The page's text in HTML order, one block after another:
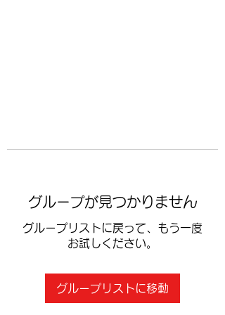
グループが見つかりません
グループリストに戻って、もう一度
お試しください。
グループリストに移動